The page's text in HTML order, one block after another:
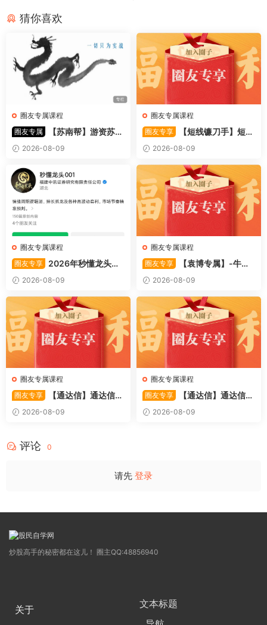
猜你喜欢
圈友专属课程
圈友专属
【苏南帮】游资苏南
帮资金情绪模式-强势股 视频
44文件
2026-08-09
圈友专属课程
圈友专享
【短线镰刀手】短线
镰刀手《强者恒强战法模型》
合集文章+指标
2026-08-09
圈友专属课程
圈友专享
2026年秒懂龙头股
001训练营内部课件资料
2026-08-09
圈友专属课程
圈友专享
【袁博专属】-牛散
特训营专栏 （牛散专属 加息-
机遇-财富）共4视频
2026-08-09
圈友专属课程
圈友专享
【通达信】通达信
〖利多阳〗副图/选股 全均线
多头排列与超强阳线选股策略
2026-08-09
圈友专属课程
圈友专享
【通达信】通达信
〖踏浪而行〗副图指标 用筹码
和MACD捕捉市场的节奏 源码
2026-08-09
评论 0
请先 登录
炒股高手的秘密都在这儿！ 圈主QQ:48856940
关于
文本标题